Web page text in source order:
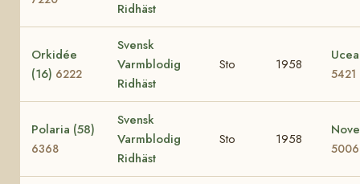
Ridhäst
Orkidée
(16) 6222
Svensk
Varmblodig
Ridhäst
Sto 1958
5421
Polaria (58)
6368
Svensk
Varmblodig
Ridhäst
Sto 1958
5006